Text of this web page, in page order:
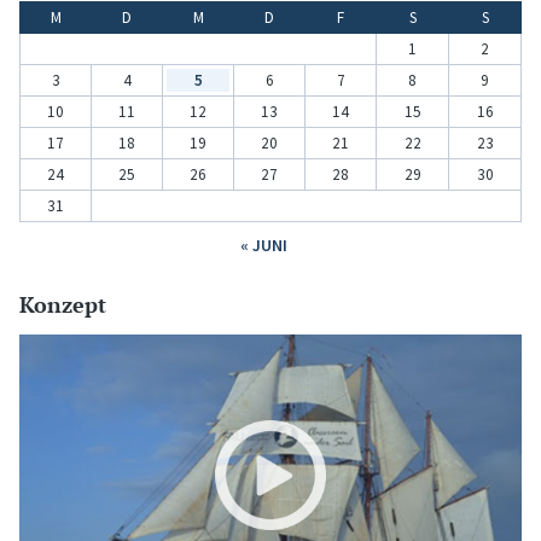
M D M D F S
S
1
2
3
4 5 6 7 8
9
10
11 12 13 14 15
16
17
18 19 20 21 22
23
24
25 26 27 28 29
30
31
« JUNI
Konzept